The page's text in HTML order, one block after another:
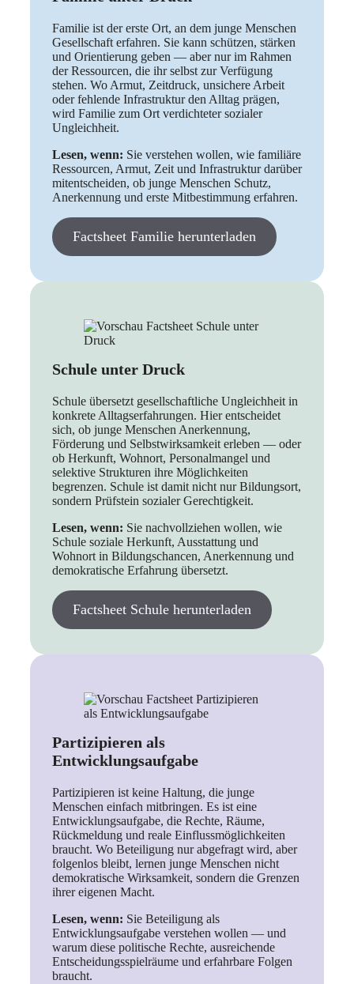
Familie ist der erste Ort, an dem junge Menschen
Gesellschaft erfahren. Sie kann schützen, stärken
und Orientierung geben — aber nur im Rahmen
der Ressourcen, die ihr selbst zur Verfügung
stehen. Wo Armut, Zeitdruck, unsichere Arbeit
oder fehlende Infrastruktur den Alltag prägen,
wird Familie zum Ort verdichteter sozialer
Ungleichheit.
Lesen, wenn: Sie verstehen wollen, wie familiäre
Ressourcen, Armut, Zeit und Infrastruktur darüber
mitentscheiden, ob junge Menschen Schutz,
Anerkennung und erste Mitbestimmung erfahren.
Factsheet Familie herunterladen
Schule unter Druck
Schule übersetzt gesellschaftliche Ungleichheit in
konkrete Alltagserfahrungen. Hier entscheidet
sich, ob junge Menschen Anerkennung,
Förderung und Selbstwirksamkeit erleben — oder
ob Herkunft, Wohnort, Personalmangel und
selektive Strukturen ihre Möglichkeiten
begrenzen. Schule ist damit nicht nur Bildungsort,
sondern Prüfstein sozialer Gerechtigkeit.
Lesen, wenn: Sie nachvollziehen wollen, wie
Schule soziale Herkunft, Ausstattung und
Wohnort in Bildungschancen, Anerkennung und
demokratische Erfahrung übersetzt.
Factsheet Schule herunterladen
Partizipieren als
Entwicklungsaufgabe
Partizipieren ist keine Haltung, die junge
Menschen einfach mitbringen. Es ist eine
Entwicklungsaufgabe, die Rechte, Räume,
Rückmeldung und reale Einflussmöglichkeiten
braucht. Wo Beteiligung nur abgefragt wird, aber
folgenlos bleibt, lernen junge Menschen nicht
demokratische Wirksamkeit, sondern die Grenzen
ihrer eigenen Macht.
Lesen, wenn: Sie Beteiligung als
Entwicklungsaufgabe verstehen wollen — und
warum diese politische Rechte, ausreichende
Entscheidungsspielräume und erfahrbare Folgen
braucht.